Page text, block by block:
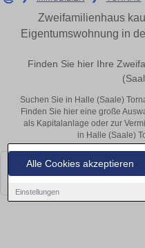
Alle Cookies akzeptieren
Einstellungen
Zweifamilienhaus
Eigentumswohnung in
Finden Sie hier Ihre
Suchen Sie in Halle (Saale)
Finden Sie hier eine große
als Kapitalanlage oder zur
in Halle (Saale)
Leider konnten wir derzeit keine
bald wieder vorbei!